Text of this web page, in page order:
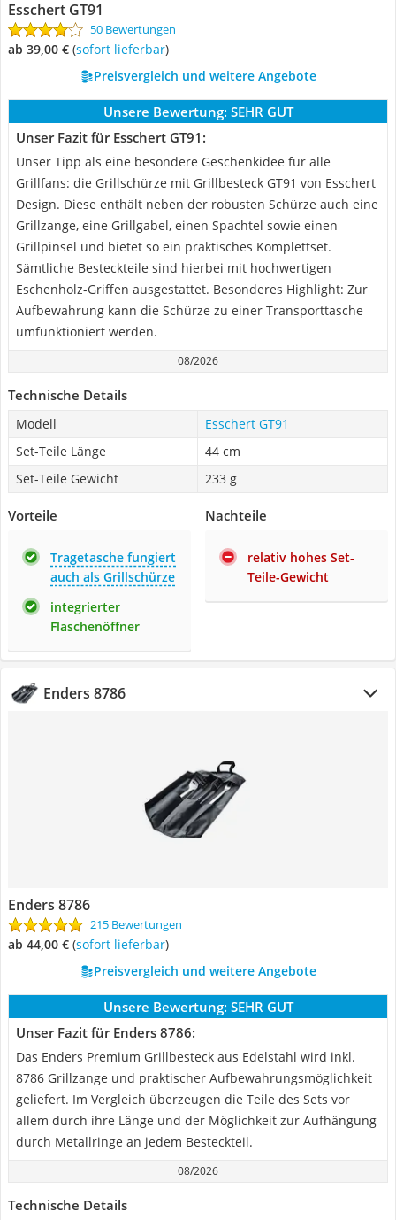
Esschert GT91
50 Bewertungen
ab 39,00 € ( Sofort lieferbar)
Preisvergleich und weitere Angebote
Unsere Bewertung: SEHR GUT
Unser Fazit für Esschert GT91:
Unser Tipp als eine besondere Geschenkidee für alle
Grillfans: die Grillschürze mit Grillbesteck GT91 von Esschert
Design. Diese enthält neben der robusten Schürze auch eine
Grillzange, eine Grillgabel, einen Spachtel sowie einen
Grillpinsel und bietet so ein praktisches Komplettset.
Sämtliche Besteckteile sind hierbei mit hochwertigen
Eschenholz-Griffen ausgestattet. Besonderes Highlight: Zur
Aufbewahrung kann die Schürze zu einer Transporttasche
umfunktioniert werden.
08/2026
Technische Details
Modell
Esschert GT91
Set-Teile Länge
44 cm
Set-Teile Gewicht
233 g
Vorteile
Tragetasche fungiert
auch als Grillschürze
integrierter
Flaschenöffner
Nachteile
relativ hohes Set-
Teile-Gewicht
Enders 8786
Enders 8786
215 Bewertungen
ab 44,00 € ( Sofort lieferbar)
Preisvergleich und weitere Angebote
Unsere Bewertung: SEHR GUT
Unser Fazit für Enders 8786:
Das Enders Premium Grillbesteck aus Edelstahl wird inkl.
8786 Grillzange und praktischer Aufbewahrungsmöglichkeit
geliefert. Im Vergleich überzeugen die Teile des Sets vor
allem durch ihre Länge und der Möglichkeit zur Aufhängung
durch Metallringe an jedem Besteckteil.
08/2026
Technische Details